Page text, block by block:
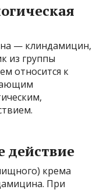
— клиндамицин,
из группы
относится к
действие
крема
При